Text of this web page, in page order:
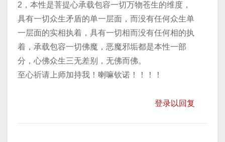
2，本性是菩提心承载包容一切万物苍生的维度，
具有一切众生矛盾的单一层面，而没有任何众生单
一层面的实相执着，具有一切相而没有任何相的执
着，承载包容一切佛魔，恶魔邪垢都是本性一部
分，心佛众生三无差别，无佛而佛。
至心祈请上师加持我！喇嘛钦诺！！！！
登录以回复